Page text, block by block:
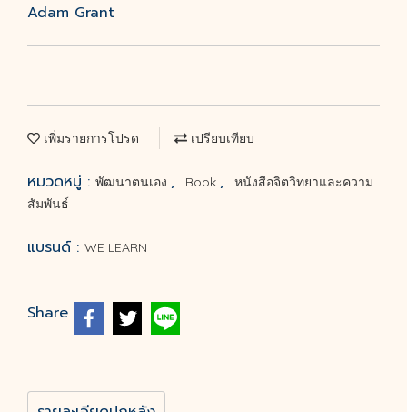
Adam Grant
เพิ่มรายการโปรด เปรียบเทียบ
หมวดหมู่ : พัฒนาตนเอง , Book ,
หนังสือจิตวิทยาและความ
สัมพันธ์
แบรนด์ : WE LEARN
Share